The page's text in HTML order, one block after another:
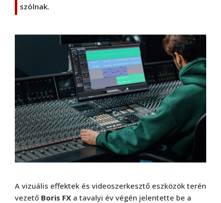
szólnak.
A vizuális effektek és videoszerkesztő eszközök terén
vezető Boris FX a tavalyi év végén jelentette be a